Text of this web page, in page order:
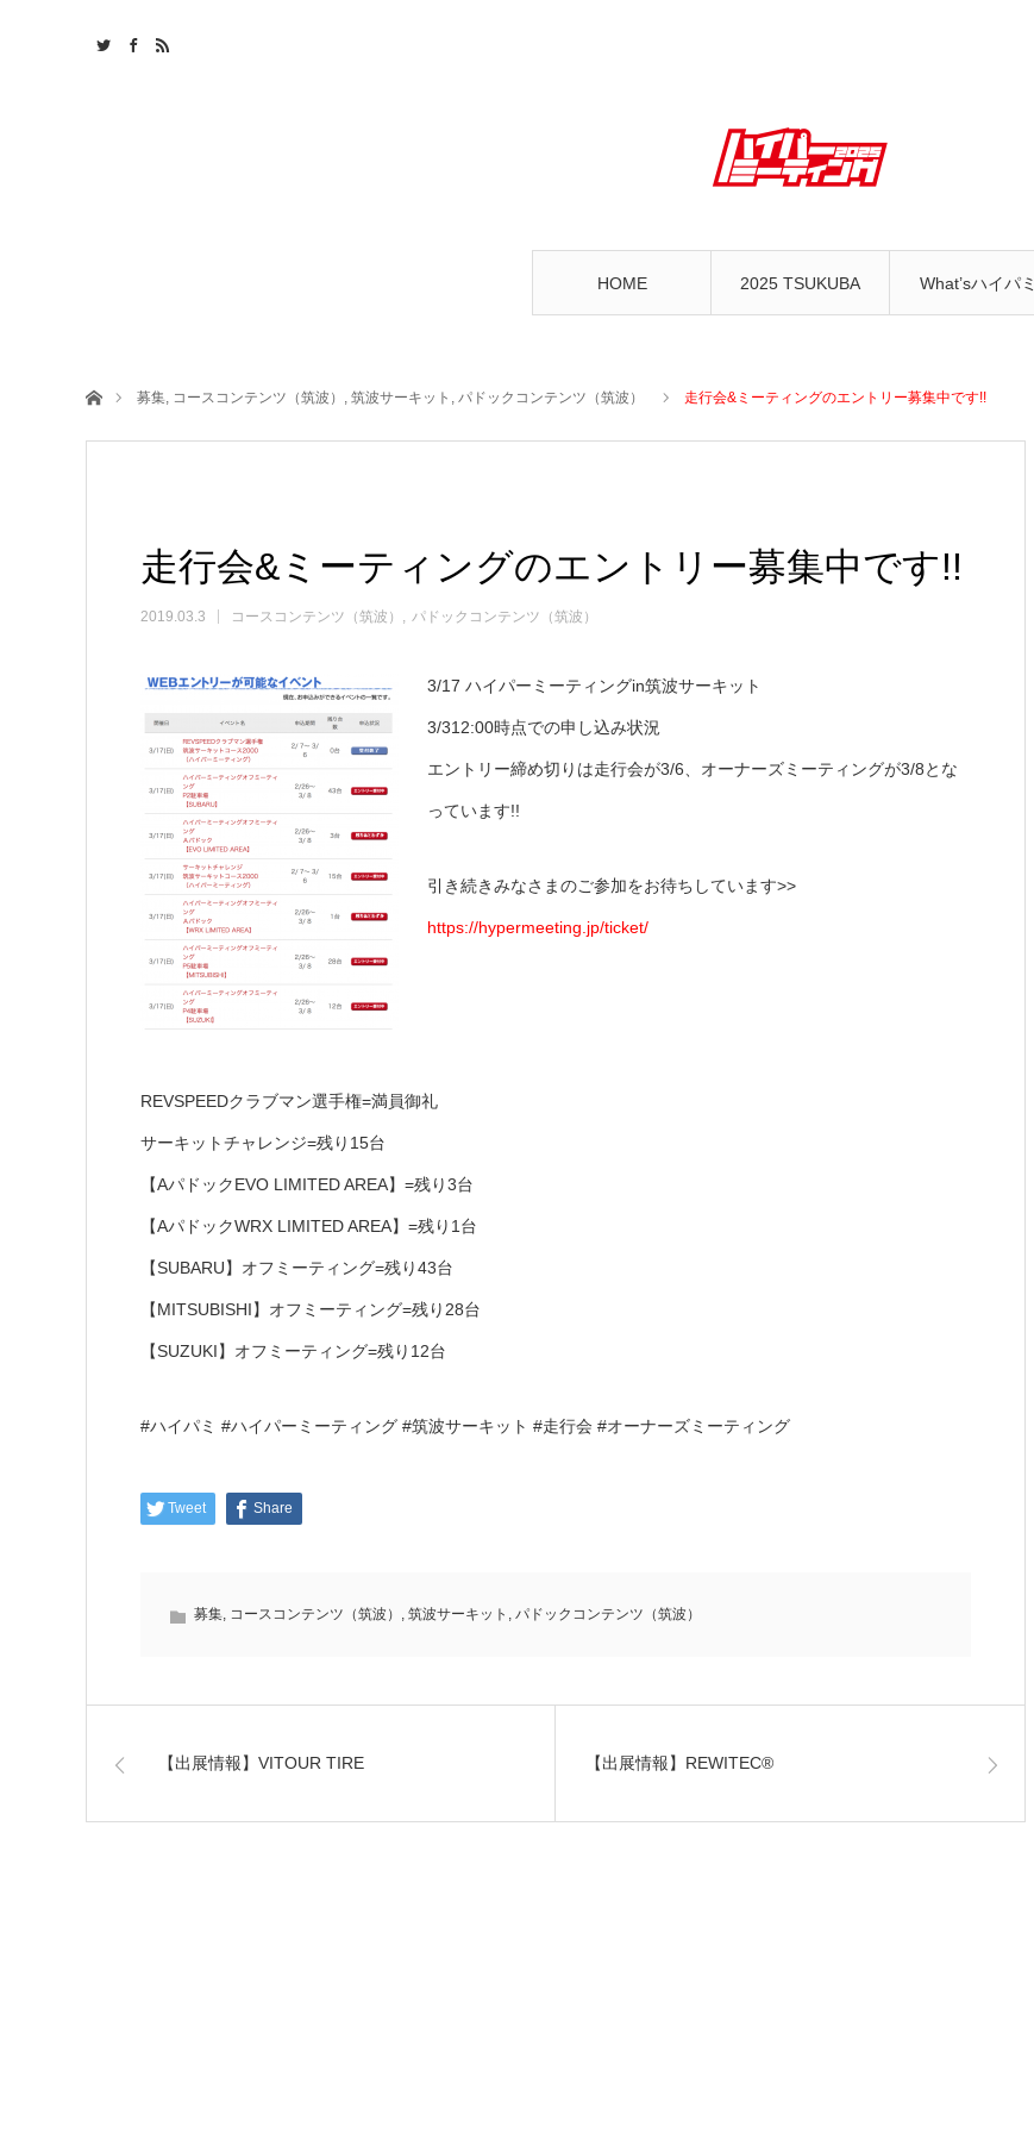
HOME 2025 TSUKUBA What’sハイパミ
ホーム募集, コースコンテンツ（筑波） , 筑波サーキット , パドックコンテンツ（筑波） 走行会&ミーティングのエントリー募集中です!!
走行会&ミーティングのエントリー募集中です!!
2019.03.3 コースコンテンツ（筑波） パドックコンテンツ（筑波）
3/17 ハイパーミーティングin筑波サーキット
3/312:00時点での申し込み状況
エントリー締め切りは走行会が3/6、オーナーズミーティングが3/8とな
っています!!
引き続きみなさまのご参加をお待ちしています>>
https://hypermeeting.jp/ticket/
REVSPEEDクラブマン選手権=満員御礼
サーキットチャレンジ=残り15台
【AパドックEVO LIMITED AREA】=残り3台
【AパドックWRX LIMITED AREA】=残り1台
【SUBARU】オフミーティング=残り43台
【MITSUBISHI】オフミーティング=残り28台
【SUZUKI】オフミーティング=残り12台
#ハイパミ #ハイパーミーティング #筑波サーキット #走行会 #オーナーズミーティング
Tweet Share
募集, コースコンテンツ（筑波） , 筑波サーキット , パドックコンテンツ（筑波）
【出展情報】VITOUR TIRE 【出展情報】REWITEC®